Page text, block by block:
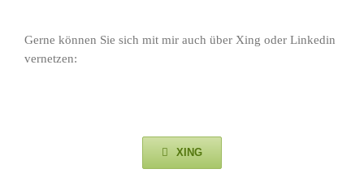
Gerne können Sie sich mit mir auch über Xing oder Linkedin
vernetzen:
XING